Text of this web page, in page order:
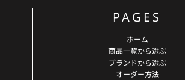
PAGES
ホーム
商品一覧から選ぶ
ブランドから選ぶ
オーダー方法